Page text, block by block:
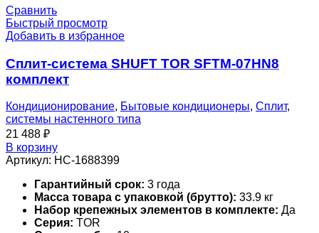
Сравнить
Быстрый просмотр
Добавить в избранное
Сплит-система SHUFT TOR SFTM-07HN8
комплект
Кондиционирование, Бытовые кондиционеры, Сплит,
системы настенного типа
21 488 ₽
В корзину
Артикул: НС-1688399
Гарантийный срок: 3 года
Масса товара с упаковкой (брутто): 33.9 кг
Набор крепежных элементов в комплекте: Да
Серия: TOR